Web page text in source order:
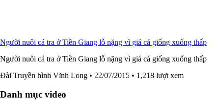
Người nuôi cá tra ở Tiền Giang lỗ nặng vì giá cá giống xuống thấp
Người nuôi cá tra ở Tiền Giang lỗ nặng vì giá cá giống xuống thấp
Đài Truyền hình Vĩnh Long • 22/07/2015 • 1,218 lượt xem
Danh mục video